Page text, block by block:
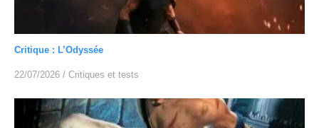
Critique : L’Odyssée
22/07/2026 / Critiques et tests